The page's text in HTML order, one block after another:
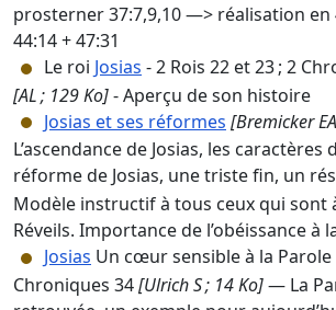
prosterner 37:7,9,10 —> réalisation en
44:14 + 47:31
Le roi Josias - 2 Rois 22 et 23 ; 2
[AL ; 129 Ko]- Aperçu de son histoire
Josias et ses réformes [Bremicker
L’ascendance de Josias, les caractères
réforme de Josias, une triste fin, un
Modèle instructif à tous ceux qui sont
Réveils. Importance de l’obéissance à
Josias Un cœur sensible à la Parole
Chroniques 34[Ulrich S ; 14 Ko]— La